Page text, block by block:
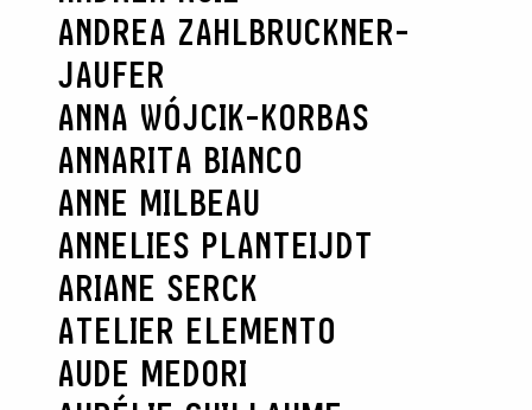
ANDREA ZAHLBRUCKNER-
JAUFER
ANNA WÓJCIK-KORBAS
ANNARITA BIANCO
ANNE MILBEAU
ANNELIES PLANTEIJDT
ARIANE SERCK
ATELIER ELEMENTO
AUDE MEDORI